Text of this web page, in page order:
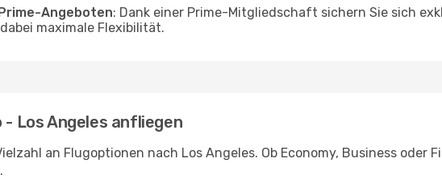
Angeboten: Dank einer Prime-Mitgliedschaft sichern Sie sich
maximale Flexibilität.
- Los Angeles anfliegen
an Flugoptionen nach Los Angeles. Ob Economy, Business oder